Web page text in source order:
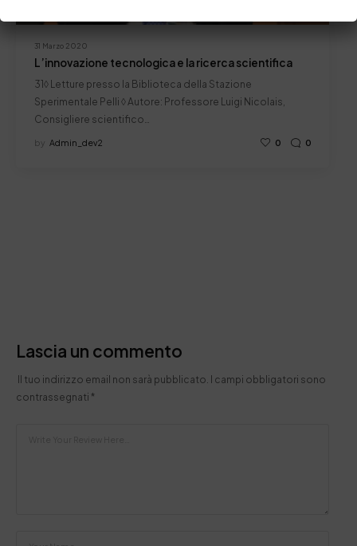
31 Marzo 2020
L’innovazione tecnologica e la ricerca scientifica
31◊ Letture presso la Biblioteca della Stazione
Sperimentale Pelli ◊ Autore: Professore Luigi Nicolais,
Consigliere scientifico…
by Admin_dev2 0 0
Lascia un commento
Il tuo indirizzo email non sarà pubblicato.
I campi obbligatori sono
contrassegnati *